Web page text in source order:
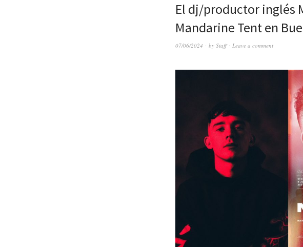
El dj/productor inglés
Mandarine Tent en
07/06/2024 by Staff Leave a comment